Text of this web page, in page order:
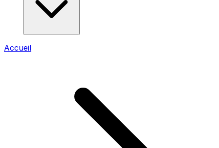
Accueil